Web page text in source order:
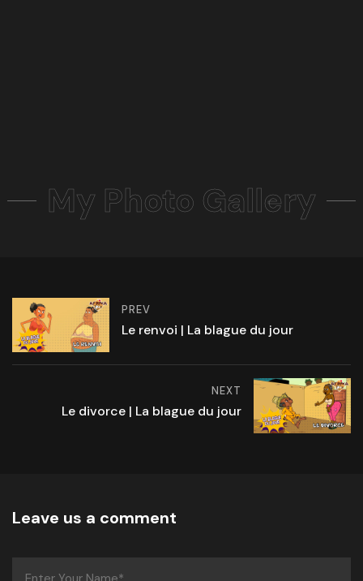
My Photo Gallery
PREV
Le renvoi | La blague du jour
NEXT
Le divorce | La blague du jour
Leave us a comment